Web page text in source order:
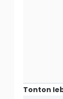
Tonton